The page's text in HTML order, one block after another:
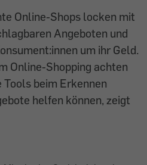
Online-Shops locken mit
Angeboten und
um ihr Geld.
Online-Shopping achten
beim Erkennen
helfen können, zeigt